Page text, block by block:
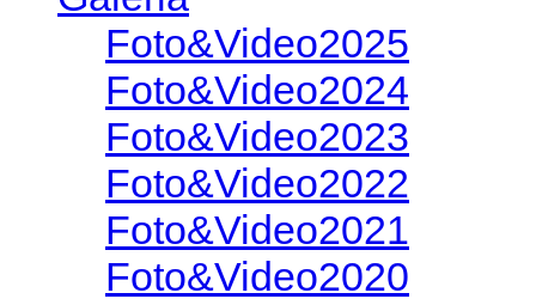
Foto&Video2025
Foto&Video2024
Foto&Video2023
Foto&Video2022
Foto&Video2021
Foto&Video2020